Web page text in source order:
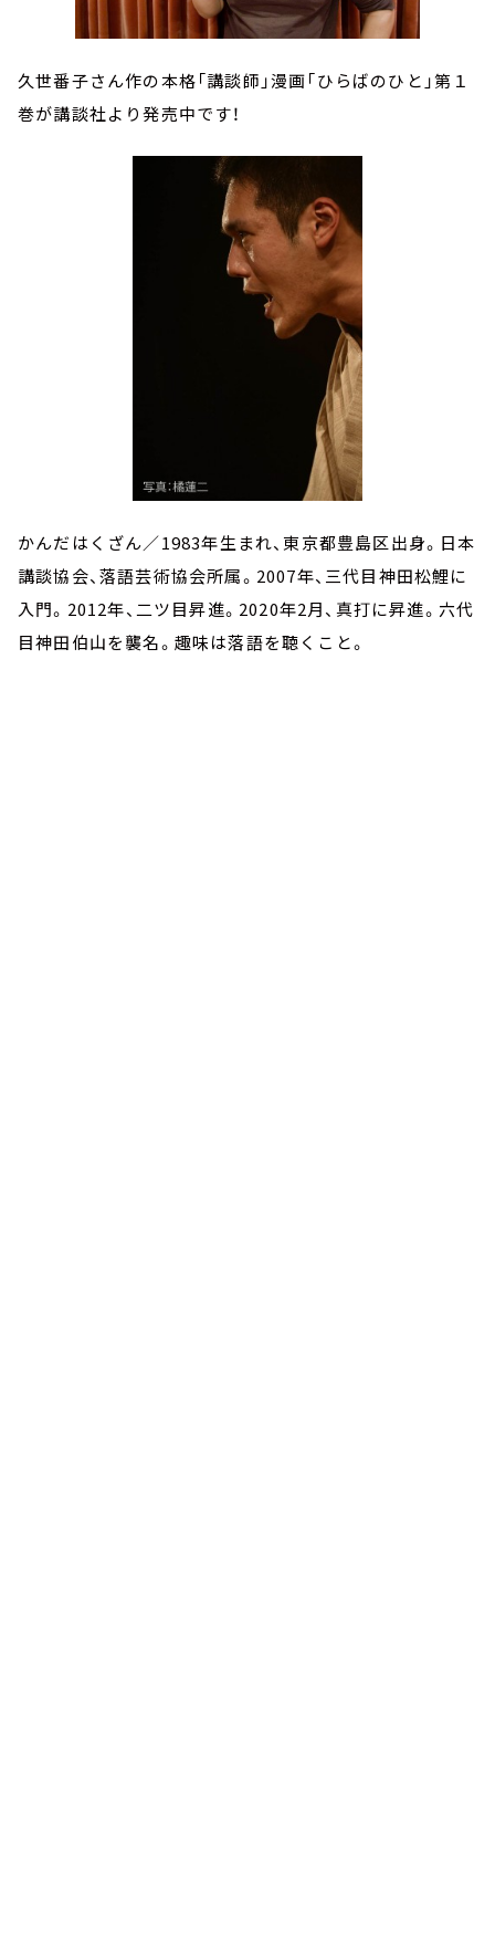
久世番子さん作の本格「講談師」漫画「ひらばのひと」第１
巻が講談社より発売中です！
かんだはくざん／1983年生まれ、東京都豊島区出身。日本
講談協会、落語芸術協会所属。2007年、三代目神田松鯉に
入門。2012年、二ツ目昇進。2020年2月、真打に昇進。六代
目神田伯山を襲名。趣味は落語を聴くこと。